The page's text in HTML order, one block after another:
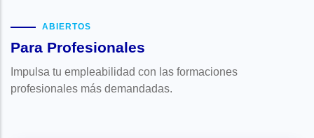
ABIERTOS
Para Profesionales
Impulsa tu empleabilidad con las formaciones
profesionales más demandadas.